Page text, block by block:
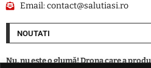
Email:contact@salutiasi.ro
NOUTATI
Nu, nu este o glumă! Drona care a